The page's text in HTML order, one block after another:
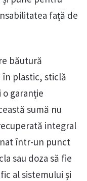
față de
băutură
plastic, sticlă
garanție
sumă nu
integral
într-un punct
sau doza să fie
al sistemului și